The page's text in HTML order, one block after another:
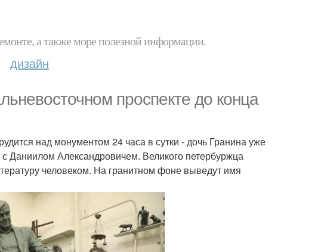
а также море полезной информации.
дизайн
проспекте до конца
над монументом 24 часа в сутки - дочь Гранина уже
Даниилом Александровичем. Великого петербуржца
человеком. На гранитном фоне выведут имя